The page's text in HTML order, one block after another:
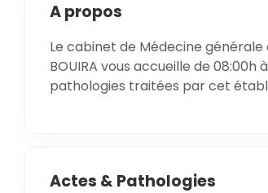
A propos
Le cabinet de Médecine générale
BOUIRA vous accueille de
pathologies traitées par cet
Actes & Pathologies